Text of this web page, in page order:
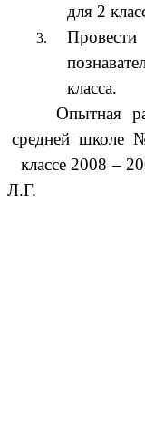
для 2
класса.
Опытная
средней школе
классе 2008 –
Л.Г.